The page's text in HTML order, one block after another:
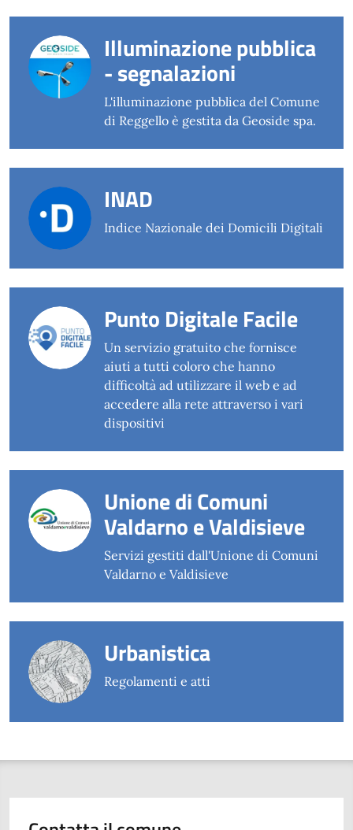
Illuminazione pubblica
- segnalazioni
L'illuminazione pubblica del Comune
di Reggello è gestita da Geoside spa.
INAD
Indice Nazionale dei Domicili Digitali
Punto Digitale Facile
Un servizio gratuito che fornisce
aiuti a tutti coloro che hanno
difficoltà ad utilizzare il web e ad
accedere alla rete attraverso i vari
dispositivi
Unione di Comuni
Valdarno e Valdisieve
Servizi gestiti dall'Unione di Comuni
Valdarno e Valdisieve
Urbanistica
Regolamenti e atti